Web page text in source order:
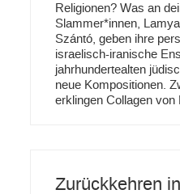
Religionen? Was an
Slammer*innen,
Szántó, geben ihre
israelisch-iranische
jahrhundertealten
neue Kompositionen.
erklingen Collagen
Zurückkehren